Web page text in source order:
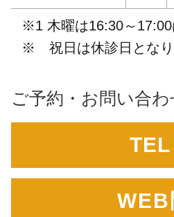
※1 木曜は16:30～17:00
※ 祝日は休診日となり
ご予約・お問い合わ
WEB